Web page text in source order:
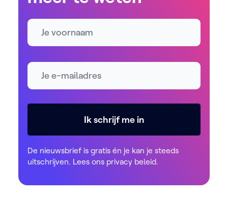
Naam
E-mailadres *
Ik schrijf me in
De nieuwsbrief is gratis én je kan je steeds
uitschrijven. Lees ons privacy beleid.